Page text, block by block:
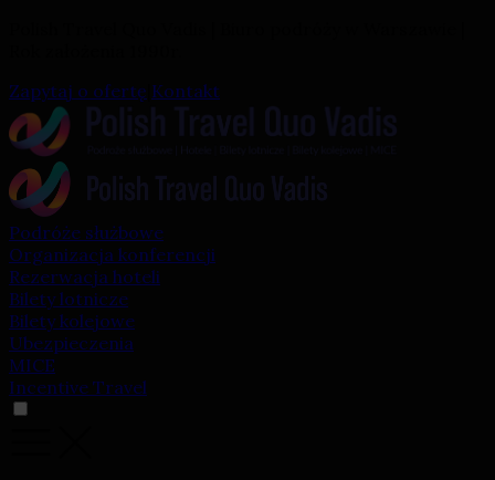
Zapytaj o ofertę Kontakt
Podróże służbowe
Organizacja konferencji
Rezerwacja hoteli
Bilety lotnicze
Bilety kolejowe
Ubezpieczenia
MICE
Incentive Travel